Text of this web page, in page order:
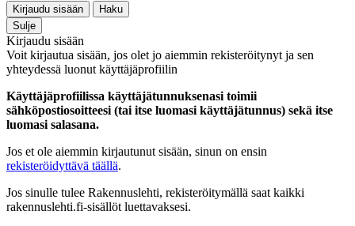
Kirjaudu sisään
Haku
Sulje
Kirjaudu sisään
Voit kirjautua sisään, jos olet jo aiemmin rekisteröitynyt ja sen
yhteydessä luonut käyttäjäprofiilin
Käyttäjäprofiilissa käyttäjätunnuksenasi toimii
sähköpostiosoitteesi (tai itse luomasi käyttäjätunnus) sekä itse
luomasi salasana.
Jos et ole aiemmin kirjautunut sisään, sinun on ensin
rekisteröidyttävä täällä.
Jos sinulle tulee Rakennuslehti, rekisteröitymällä saat kaikki
rakennuslehti.fi-sisällöt luettavaksesi.